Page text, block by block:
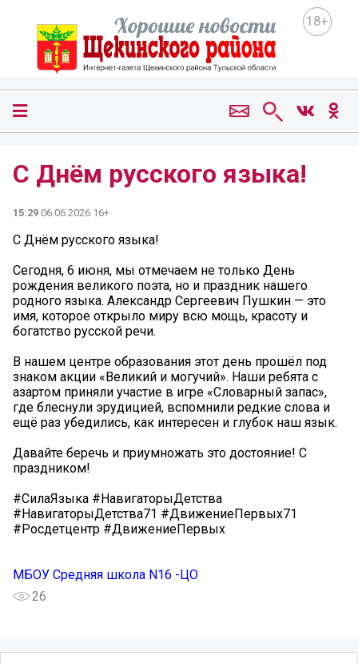
18+
С Днём русского языка!
15:29 06.06.2026 16+
С Днём русского языка!
Сегодня, 6 июня, мы отмечаем не только День
рождения великого поэта, но и праздник нашего
родного языка. Александр Сергеевич Пушкин — это
имя, которое открыло миру всю мощь, красоту и
богатство русской речи.
В нашем центре образования этот день прошёл под
знаком акции «Великий и могучий». Наши ребята с
азартом приняли участие в игре «Словарный запас»,
где блеснули эрудицией, вспомнили редкие слова и
ещё раз убедились, как интересен и глубок наш язык.
Давайте беречь и приумножать это достояние! С
праздником!
#СилаЯзыка #НавигаторыДетства
#НавигаторыДетства71 #ДвижениеПервых71
#Росдетцентр #ДвижениеПервых
МБОУ Средняя школа N16 -ЦО
26